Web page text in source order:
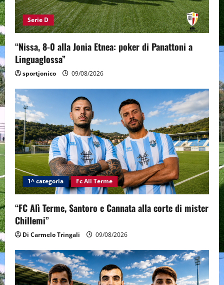
Serie D
“Nissa, 8-0 alla Jonia Etnea: poker di Panattoni a
Linguaglossa”
sportjonico 09/08/2026
1^ categoria Fc Alì Terme
“FC Alì Terme, Santoro e Cannata alla corte di mister
Chillemi”
Di Carmelo Tringali 09/08/2026